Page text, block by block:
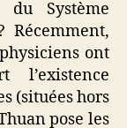
du Système
Récemment,
ont
l’existence
(situées hors
pose les